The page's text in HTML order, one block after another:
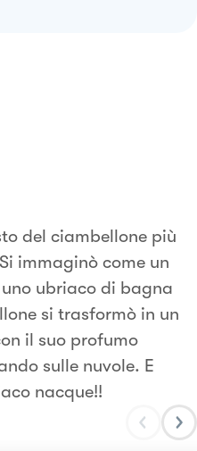
del ciambellone più
immaginò come un
ubriaco di bagna
si trasformò in un
il suo profumo
sulle nuvole. E
nacque!!